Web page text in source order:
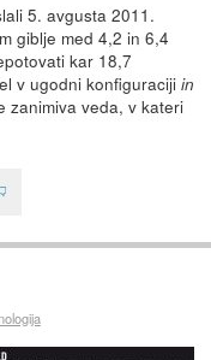
5. avgusta 2011.
giblje med 4,2 in 6,4
kar 18,7
v ugodni konfiguraciji in
zanimiva veda, v kateri